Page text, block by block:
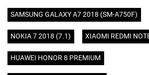
SAMSUNG GALAXY A7 2018 (SM-A750F)
NOKIA 7 2018 (7.1) XIAOMI REDMI
HUAWEI HONOR 8 PREMIUM